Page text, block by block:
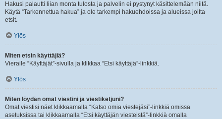
Hakusi palautti liian monta tulosta ja palvelin ei pystynyt käsittelemään niitä.
Käytä “Tarkennettua hakua” ja ole tarkempi hakuehdoissa ja alueissa joilta
etsit.
Ylös
Miten etsin käyttäjiä?
Vieraile “Käyttäjät”-sivulla ja klikkaa “Etsi käyttäjä”-linkkiä.
Ylös
Miten löydän omat viestini ja viestiketjuni?
Omat viestisi näet klikkaamalla “Katso omia viestejäsi”-linkkiä omissa
asetuksissa tai klikkaamalla “Etsi käyttäjän viesteistä”-linkkiä omalla